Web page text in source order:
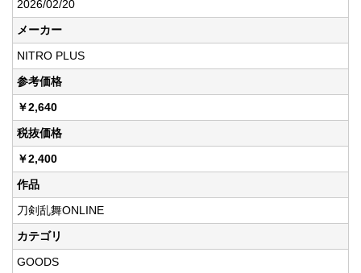
2026/02/20
メーカー
NITRO PLUS
参考価格
￥2,640
税抜価格
￥2,400
作品
刀剣乱舞ONLINE
カテゴリ
GOODS